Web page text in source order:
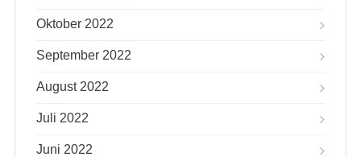
Oktober 2022
September 2022
August 2022
Juli 2022
Juni 2022